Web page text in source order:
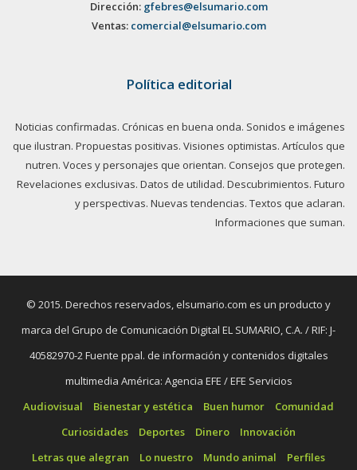
Dirección: gfebres@elsumario.com
Ventas: comercial@elsumario.com
Política editorial
Noticias confirmadas. Crónicas en buena onda. Sonidos e imágenes
que ilustran. Propuestas positivas. Visiones optimistas. Artículos que
nutren. Voces y personajes que orientan. Consejos que protegen.
Revelaciones exclusivas. Datos de utilidad. Descubrimientos. Futuro
y perspectivas. Nuevas tendencias. Textos que aclaran.
Informaciones que suman.
© 2015. Derechos reservados, elsumario.com es un producto y
marca del Grupo de Comunicación Digital EL SUMARIO, C.A. / RIF: J-
40582970-2 Fuente ppal. de información y contenidos digitales
multimedia América: Agencia EFE / EFE Servicios
Audiovisual
Bienestar y estética Buen humor
Comunidad
Curiosidades
Deportes Dinero
Innovación
Letras que alegran
Lo nuestro Mundo animal Perfiles